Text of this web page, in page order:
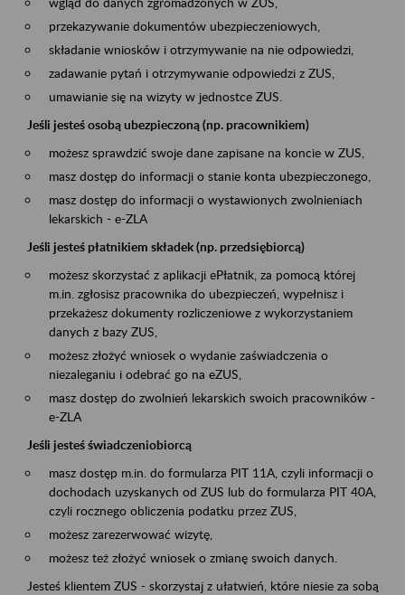
przekazywanie dokumentów ubezpieczeniowych,
składanie wniosków i otrzymywanie na nie odpowiedzi,
zadawanie pytań i otrzymywanie odpowiedzi z ZUS,
umawianie się na wizyty w jednostce ZUS.
Jeśli jesteś osobą ubezpieczoną (np. pracownikiem)
możesz sprawdzić swoje dane zapisane na koncie w ZUS,
masz dostęp do informacji o stanie konta ubezpieczonego,
masz dostęp do informacji o wystawionych zwolnieniach
lekarskich - e-ZLA
Jeśli jesteś płatnikiem składek (np. przedsiębiorcą)
możesz skorzystać z aplikacji ePłatnik, za pomocą której
m.in. zgłosisz pracownika do ubezpieczeń, wypełnisz i
przekażesz dokumenty rozliczeniowe z wykorzystaniem
danych z bazy ZUS,
możesz złożyć wniosek o wydanie zaświadczenia o
niezaleganiu i odebrać go na eZUS,
masz dostęp do zwolnień lekarskich swoich pracowników -
e-ZLA
Jeśli jesteś świadczeniobiorcą
masz dostęp m.in. do formularza PIT 11A, czyli informacji o
dochodach uzyskanych od ZUS lub do formularza PIT 40A,
czyli rocznego obliczenia podatku przez ZUS,
możesz zarezerwować wizytę,
możesz też złożyć wniosek o zmianę swoich danych.
Jesteś klientem ZUS - skorzystaj z ułatwień, które niesie za sobą